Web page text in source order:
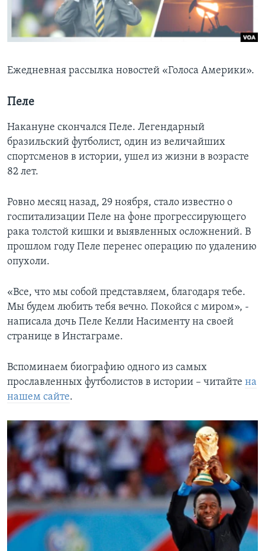
Learning English
Языки
Ежедневная рассылка новостей «Голоса Америки».
Пеле
Накануне скончался Пеле. Легендарный
бразильский футболист, один из величайших
спортсменов в истории, ушел из жизни в возрасте
82 лет.
Ровно месяц назад, 29 ноября, стало известно о
госпитализации Пеле на фоне прогрессирующего
рака толстой кишки и выявленных осложнений. В
прошлом году Пеле перенес операцию по удалению
опухоли.
«Все, что мы собой представляем, благодаря тебе.
Мы будем любить тебя вечно. Покойся с миром», -
написала дочь Пеле Келли Насименту на своей
странице в Инстаграме.
Вспоминаем биографию одного из самых
прославленных футболистов в истории – читайте на
нашем сайте.